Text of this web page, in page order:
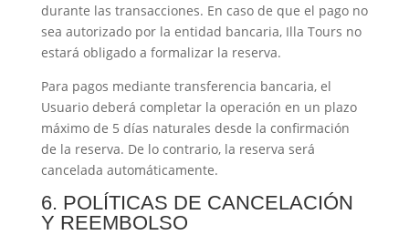
durante las transacciones. En caso de que el pago no
sea autorizado por la entidad bancaria, Illa Tours no
estará obligado a formalizar la reserva.
Para pagos mediante transferencia bancaria, el
Usuario deberá completar la operación en un plazo
máximo de 5 días naturales desde la confirmación
de la reserva. De lo contrario, la reserva será
cancelada automáticamente.
6. POLÍTICAS DE CANCELACIÓN
Y REEMBOLSO